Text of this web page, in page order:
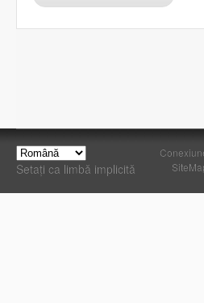
Setați ca limbă implicită